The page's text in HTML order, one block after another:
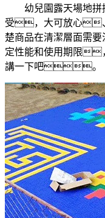
幼兒園露天場地拼
受，大可放心
楚商品在清潔層面需
定性能和使用期限
講一下吧。